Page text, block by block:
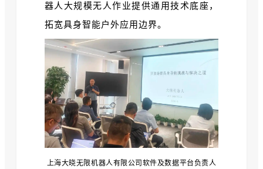
器人大规模无人作业提供通用技术底座，
拓宽具身智能户外应用边界。
上海大晓无限机器人有限公司软件及数据平台负责人